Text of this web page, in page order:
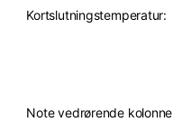
Kortslutningstemperatur:
Note vedrørende kolonne